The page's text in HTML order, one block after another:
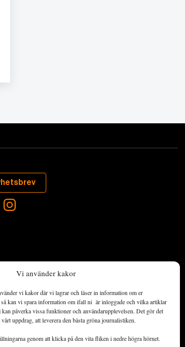
Vi använder kakor
vi kakor där vi lagrar och läser in information om er
så kan vi spara information om ifall ni är inloggade och vilka artiklar
påverka vissa funktioner och användarupplevelsen. Det gör det
uppdrag, att leverera den bästa gröna journalistiken.
genom att klicka på den vita fliken i nedre högra hörnet.